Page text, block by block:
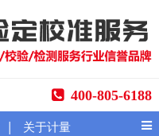
400-805-6188
| 关于计量